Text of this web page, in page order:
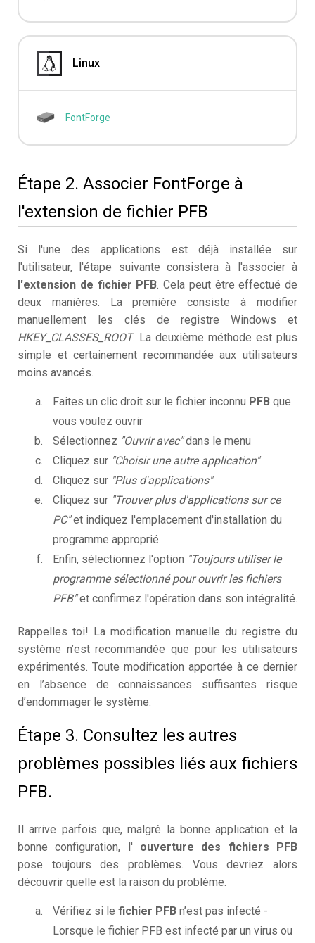
Linux
FontForge
Étape 2. Associer FontForge à
l'extension de fichier PFB
Si l'une des applications est déjà installée sur
l'utilisateur, l'étape suivante consistera à l'associer à
l'extension de fichier PFB. Cela peut être effectué de
deux manières. La première consiste à modifier
manuellement les clés de registre Windows et
HKEY_CLASSES_ROOT. La deuxième méthode est plus
simple et certainement recommandée aux utilisateurs
moins avancés.
Faites un clic droit sur le fichier inconnu PFB que
vous voulez ouvrir
Sélectionnez "Ouvrir avec"dans le menu
Cliquez sur "Choisir une autre application"
Cliquez sur "Plus d'applications"
Cliquez sur "Trouver plus d'applications sur ce
PC"et indiquez l'emplacement d'installation du
programme approprié.
Enfin, sélectionnez l'option "Toujours utiliser le
programme sélectionné pour ouvrir les fichiers
PFB"et confirmez l'opération dans son intégralité.
Rappelles toi! La modification manuelle du registre du
système n’est recommandée que pour les utilisateurs
expérimentés. Toute modification apportée à ce dernier
en l’absence de connaissances suffisantes risque
d’endommager le système.
Étape 3. Consultez les autres
problèmes possibles liés aux fichiers
PFB.
Il arrive parfois que, malgré la bonne application et la
bonne configuration, l' ouverture des fichiers PFB
pose toujours des problèmes. Vous devriez alors
découvrir quelle est la raison du problème.
Vérifiez si le fichier PFB n’est pas infecté -
Lorsque le fichier PFB est infecté par un virus ou